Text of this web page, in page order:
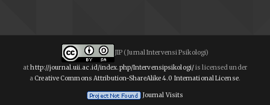
JIP (Jurnal Intervensi Psikologi)
athttp://journal.uii.ac.id/index.php/Intervensipsikologi/is licensed under
a Creative Commons Attribution-ShareAlike 4.0 International License.
Journal Visits